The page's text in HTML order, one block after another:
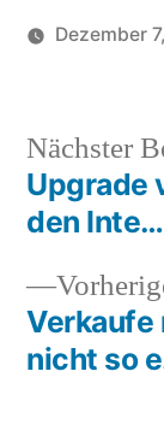
Malcesine bei
Dezember
Verkaufe
nicht so
Nächster
Upgrade
den Inte…